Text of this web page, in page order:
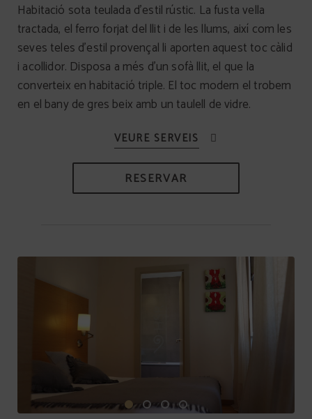
Habitació sota teulada d'estil rústic. La fusta vella
tractada, el ferro forjat del llit i de les llums, així com les
seves teles d'estil provençal li aporten aquest toc càlid
i acollidor. Disposa a més d'un sofà llit, el que la
converteix en habitació triple. El toc modern el trobem
en el bany de gres beix amb un taulell de vidre.
RESERVAR